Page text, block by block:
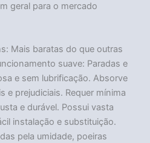
geral para o mercado
Mais baratas do que outras
suave: Paradas e
e sem lubrificação. Absorve
e prejudiciais. Requer mínima
e durável. Possui vasta
instalação e substituição.
pela umidade, poeiras